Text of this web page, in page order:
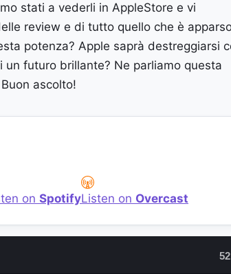
stati a vederli in AppleStore e vi
review e di tutto quello che è
potenza? Apple saprà destreggiarsi
futuro brillante? Ne parliamo questa
ascolto!
on SpotifyListen on Overcast